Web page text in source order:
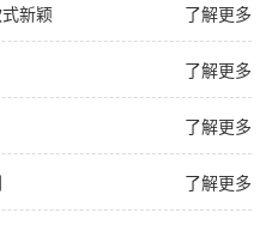
了解更多
新颖
了解更多
了解更多
了解更多